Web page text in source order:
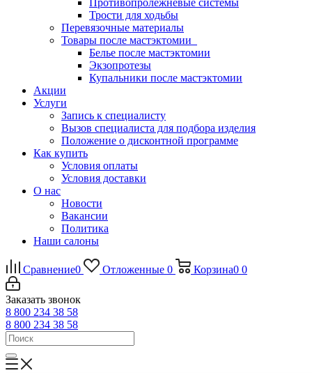
Противопролежневые системы
Трости для ходьбы
Перевязочные материалы
Товары после мастэктомии
Белье после мастэктомии
Экзопротезы
Купальники после мастэктомии
Акции
Услуги
Запись к специалисту
Вызов специалиста для подбора изделия
Положение о дисконтной программе
Как купить
Условия оплаты
Условия доставки
О нас
Новости
Вакансии
Политика
Наши салоны
Сравнение0 Отложенные 0 Корзина0 0
Заказать звонок
8 800 234 38 58
8 800 234 38 58